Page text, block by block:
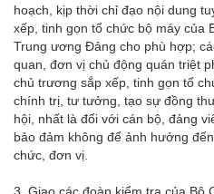
hoạch, kịp thời chỉ đạo nội dung
xếp, tinh gọn tổ chức bộ máy của
Trung ương Đảng cho phù hợp;
quan, đơn vị chủ động quán triệt
chủ trương sắp xếp, tinh gọn tổ
chính trị, tư tưởng, tạo sự đồng
hội, nhất là đối với cán bộ, đảng
bảo đảm không để ảnh hưởng
chức, đơn vị.